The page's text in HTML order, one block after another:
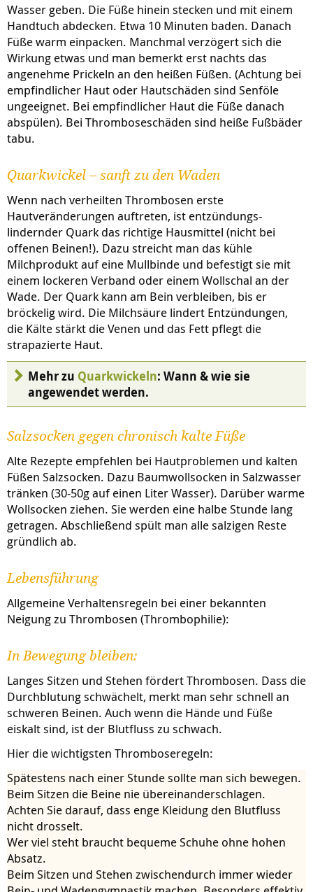
Wasser geben. Die Füße hinein stecken und mit einem
Handtuch abdecken. Etwa 10 Minuten baden. Danach
Füße warm einpacken. Manchmal verzögert sich die
Wirkung etwas und man bemerkt erst nachts das
angenehme Prickeln an den heißen Füßen. (Achtung bei
empfindlicher Haut oder Hautschäden sind Senföle
ungeeignet. Bei empfindlicher Haut die Füße danach
abspülen). Bei Thromboseschäden sind heiße Fußbäder
tabu.
Quarkwickel – sanft zu den Waden
Wenn nach verheilten Thrombosen erste
Hautveränderungen auftreten, ist entzündungs-
lindernder Quark das richtige Hausmittel (nicht bei
offenen Beinen!). Dazu streicht man das kühle
Milchprodukt auf eine Mullbinde und befestigt sie mit
einem lockeren Verband oder einem Wollschal an der
Wade. Der Quark kann am Bein verbleiben, bis er
bröckelig wird. Die Milchsäure lindert Entzündungen,
die Kälte stärkt die Venen und das Fett pflegt die
strapazierte Haut.
Mehr zu Quarkwickeln: Wann & wie sie
angewendet werden.
Salzsocken gegen chronisch kalte Füße
Alte Rezepte empfehlen bei Hautproblemen und kalten
Füßen Salzsocken. Dazu Baumwollsocken in Salzwasser
tränken (30-50g auf einen Liter Wasser). Darüber warme
Wollsocken ziehen. Sie werden eine halbe Stunde lang
getragen. Abschließend spült man alle salzigen Reste
gründlich ab.
Lebensführung
Allgemeine Verhaltensregeln bei einer bekannten
Neigung zu Thrombosen (Thrombophilie):
In Bewegung bleiben:
Langes Sitzen und Stehen fördert Thrombosen. Dass die
Durchblutung schwächelt, merkt man sehr schnell an
schweren Beinen. Auch wenn die Hände und Füße
eiskalt sind, ist der Blutfluss zu schwach.
Hier die wichtigsten Thromboseregeln:
Spätestens nach einer Stunde sollte man sich bewegen.
Beim Sitzen die Beine nie übereinanderschlagen.
Achten Sie darauf, dass enge Kleidung den Blutfluss
nicht drosselt.
Wer viel steht braucht bequeme Schuhe ohne hohen
Absatz.
Beim Sitzen und Stehen zwischendurch immer wieder